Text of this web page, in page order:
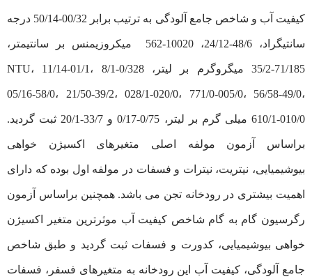
کیفیت آب و شاخص جامع آلودگی به ترتیب برابر 00/32-50/14 درجه
سانتیگراد، 48/6-24/12، 10020-562 میکروزیمنس بر سانتیمتر،
71/185-35/2 میگروگرم بر لیتر، 0/328-8/1 NTU، 11/14-01/1،
05/16-58/0، 21/50-39/2، 028/1-020/0، 771/0-005/0، 56/58-49/0،
610/1-010/0 میلی گرم بر لیتر، 0/75-0/17 و 33/7-20/1 ثبت گردید.
براساس آزمون مولفه اصلی متغیرهای اکسیژن خواهی
بیوشیمیایی، نیتریت، نیترات و فسفات در مولفه اول بوده که دارای
اهمیت بیشتری در رودخانه تجن می باشد. همچنین براساس آزمون
رگرسیون گام به گام شاخص کیفیت آب موثرترین متغیر اکسیژن
خواهی بیوشیمیایی، کدورت و فسفات ثبت گردید و طبق شاخص
جامع آلودگی، کیفیت آب این رودخانه به متغیرهای فسفر، فسفات